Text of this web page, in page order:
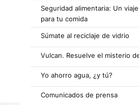
Seguridad alimentaria: Un
para tu comida
Súmate al reciclaje de vidrio
Vulcan. Resuelve el misterio
Yo ahorro agua, ¿y tú?
Comunicados de prensa